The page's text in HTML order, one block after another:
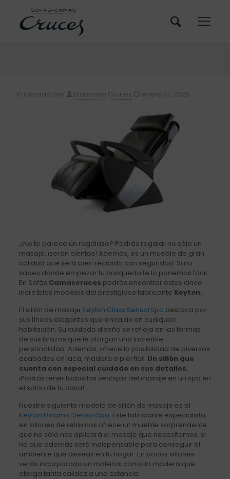
Publicado por Francisco Cruces enero 31, 2020
¿No te parece un regalazo? Podrás regalar no sólo un
masaje, ¡serán cientos! Además, es un mueble de gran
calidad que será bien recibido con seguridad. Si no
sabes dónde empezar tu búsqueda te lo ponemos fácil.
En Sofás Camascruces podrás encontrar estos cinco
increíbles modelos del prestigioso fabricante Keyton.
El sillón de masaje Keyton Class SensorSpa destaca por
sus líneas elegantes que encajan en cualquier
habitación. Su cuidado diseño se refleja en las formas
de sus brazos que le otorgan una increíble
personalidad. Además, ofrece la posibilidad de diversos
acabados en laca, madera o piel flor. Un sillón que
cuenta con especial cuidado en sus detalles.
¡Podrás tener todas las ventajas del masaje en un spa en
el salón de tu casa!
Nuestro siguiente modelo de sillón de masaje es el
Keyton Dinamic SensorSpa. Este fabricante especialista
en sillones de relax nos ofrece un mueble sorprendente
que no sólo nos aplicará el masaje que necesitamos, si
no que además será indispensable para conseguir el
ambiente que deseas en tu hogar. En pocos sillones
verás incorporado un material como la madera que
otorga tanta calidez a una estancia.